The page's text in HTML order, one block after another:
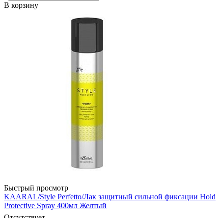
В корзину
Быстрый просмотр
KAARAL/Style Perfetto/Лак защитный сильной фиксации Hold
Protective Spray 400мл Желтый